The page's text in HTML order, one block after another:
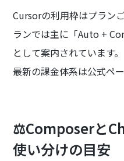
Cursorの利用枠はプラン
ランでは主に「Auto +
として案内されています。
最新の課金体系は公式ペ
⚖️Composerと
使い分けの目安